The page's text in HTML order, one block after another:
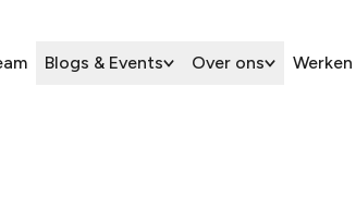
Blogs & Events Over ons